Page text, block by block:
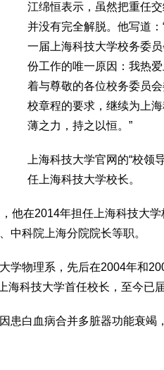
江绵恒表示，虽然把重任
并没有完全解脱。他写道
一届上海科技大学校务委
份工作的唯一原因：我热
着与尊敬的各位校务委员
校章程的要求，继续为上
薄之力，持之以恒。”
上海科技大学官网的“校领
任上海科技大学校长。
他在2014年担任上海科技大
中科院上海分院院长等职。
学物理系，先后在2004年和
科技大学首任校长，至今已届
患白血病合并多脏器功能衰竭